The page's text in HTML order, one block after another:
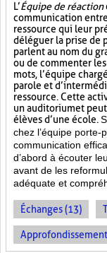
L’Équipe de réaction
communication
ressource qui leur
déléguer la prise de
parlent au nom du
ou de commenter les
mots, l’équipe
parole et
ressource. Cette
un auditorium et
élèves d’une école.
chez l’équipe porte-
communication
d’abord à écouter
avant de les
adéquate et
Échanges (13)